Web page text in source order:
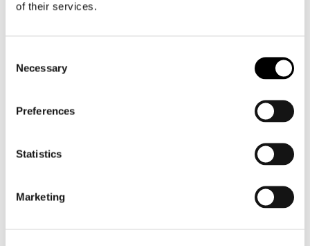
of their services.
Selection
Necessary
Preferences
Statistics
Marketing
3D-Skin Warm Top